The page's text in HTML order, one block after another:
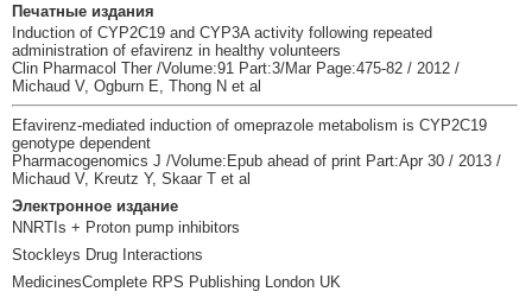
Печатные издания
Induction of CYP2C19 and CYP3A activity following repeated
administration of efavirenz in healthy volunteers
Clin Pharmacol Ther /Volume:91 Part:3/Mar Page:475-82 / 2012 /
Michaud V, Ogburn E, Thong N et al
Efavirenz-mediated induction of omeprazole metabolism is CYP2C19
genotype dependent
Pharmacogenomics J /Volume:Epub ahead of print Part:Apr 30 / 2013 /
Michaud V, Kreutz Y, Skaar T et al
Электронное издание
NNRTIs + Proton pump inhibitors
Stockleys Drug Interactions
MedicinesComplete RPS Publishing London UK